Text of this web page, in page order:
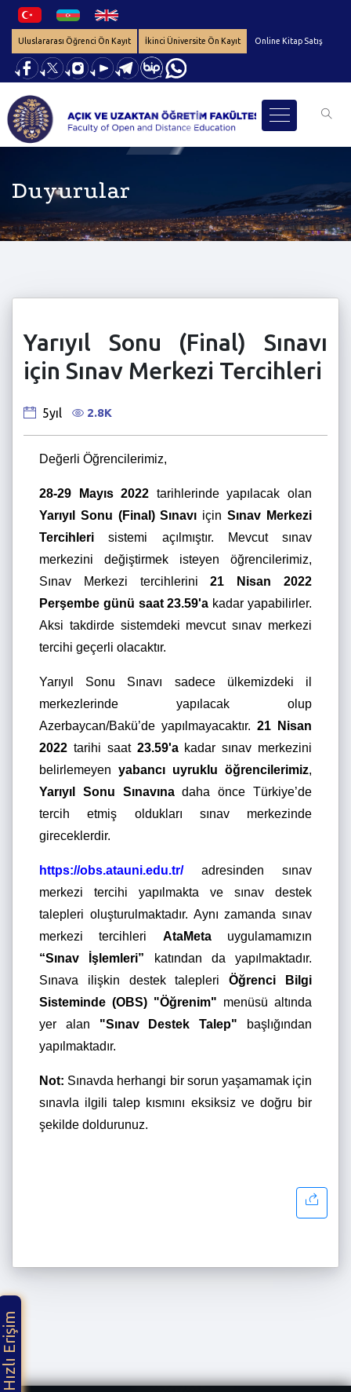
Uluslararası Öğrenci Ön Kayıt İkinci Üniversite Ön Kayıt Online Kitap Satış
Duyurular
Yarıyıl Sonu (Final) Sınavı
için Sınav Merkezi Tercihleri
5yıl 2.8K
Değerli Öğrencilerimiz,
28-29 Mayıs 2022 tarihlerinde yapılacak olan
Yarıyıl Sonu (Final) Sınavı içinSınav Merkezi
Tercihlerisistemi açılmıştır. Mevcut sınav
merkezini değiştirmek isteyen öğrencilerimiz,
Sınav Merkezi tercihlerini21 Nisan 2022
Perşembe günü saat 23.59'a kadar yapabilirler.
Aksi takdirde sistemdeki mevcut sınav merkezi
tercihi geçerli olacaktır.
Yarıyıl Sonu Sınavı sadece ülkemizdeki il
merkezlerinde yapılacak olup
Azerbaycan/Bakü’de yapılmayacaktır. 21 Nisan
2022 tarihi saat 23.59'akadar sınav merkezini
belirlemeyen yabancı uyruklu öğrencilerimiz,
Yarıyıl Sonu Sınavınadaha önce Türkiye’de
tercih etmiş oldukları sınav merkezinde
gireceklerdir.
https://obs.atauni.edu.tr/adresinden sınav
merkezi tercihi yapılmakta ve sınav destek
talepleri oluşturulmaktadır. Aynı zamanda sınav
merkezi tercihleri AtaMetauygulamamızın
“Sınav İşlemleri” katından da yapılmaktadır.
Sınava ilişkin destek talepleriÖğrenci Bilgi
Sisteminde (OBS) "Öğrenim" menüsü altında
yer alan "Sınav Destek Talep" başlığından
yapılmaktadır.
Not: Sınavda herhangi bir sorun yaşamamak için
sınavla ilgili talep kısmını eksiksiz ve doğru bir
şekilde doldurunuz.
Hızlı Erişim